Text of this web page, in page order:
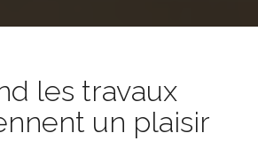
les travaux
un plaisir